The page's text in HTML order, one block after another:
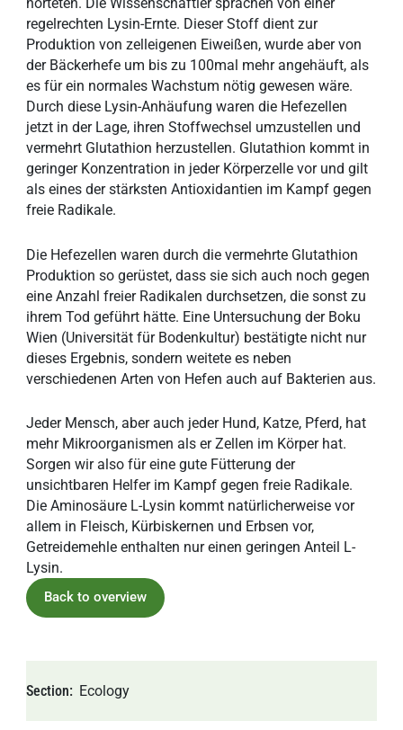
regelrechten Lysin-Ernte. Dieser Stoff dient zur
Produktion von zelleigenen Eiweißen, wurde aber von
der Bäckerhefe um bis zu 100mal mehr angehäuft, als
es für ein normales Wachstum nötig gewesen wäre.
Durch diese Lysin-Anhäufung waren die Hefezellen
jetzt in der Lage, ihren Stoffwechsel umzustellen und
vermehrt Glutathion herzustellen. Glutathion kommt in
geringer Konzentration in jeder Körperzelle vor und gilt
als eines der stärksten Antioxidantien im Kampf gegen
freie Radikale.
Die Hefezellen waren durch die vermehrte Glutathion
Produktion so gerüstet, dass sie sich auch noch gegen
eine Anzahl freier Radikalen durchsetzen, die sonst zu
ihrem Tod geführt hätte. Eine Untersuchung der Boku
Wien (Universität für Bodenkultur) bestätigte nicht nur
dieses Ergebnis, sondern weitete es neben
verschiedenen Arten von Hefen auch auf Bakterien aus.
Jeder Mensch, aber auch jeder Hund, Katze, Pferd, hat
mehr Mikroorganismen als er Zellen im Körper hat.
Sorgen wir also für eine gute Fütterung der
unsichtbaren Helfer im Kampf gegen freie Radikale.
Die Aminosäure L-Lysin kommt natürlicherweise vor
allem in Fleisch, Kürbiskernen und Erbsen vor,
Getreidemehle enthalten nur einen geringen Anteil L-
Lysin.
Section Ecology
Back to overview